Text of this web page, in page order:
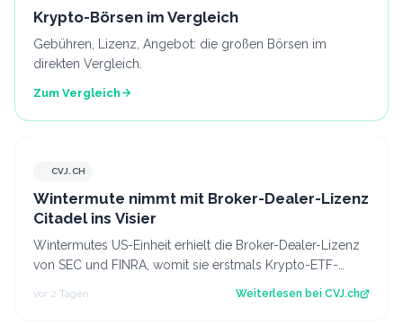
Krypto-Börsen im Vergleich
Gebühren, Lizenz, Angebot: die großen Börsen im
direkten Vergleich.
Zum Vergleich
CVJ.CHCVJ.CH
Wintermute nimmt mit Broker-Dealer-Lizenz
Citadel ins Visier
Wintermutes US-Einheit erhielt die Broker-Dealer-Lizenz
von SEC und FINRA, womit sie erstmals Krypto-ETF-
vor 2 Tagen Weiterlesen bei CVJ.ch